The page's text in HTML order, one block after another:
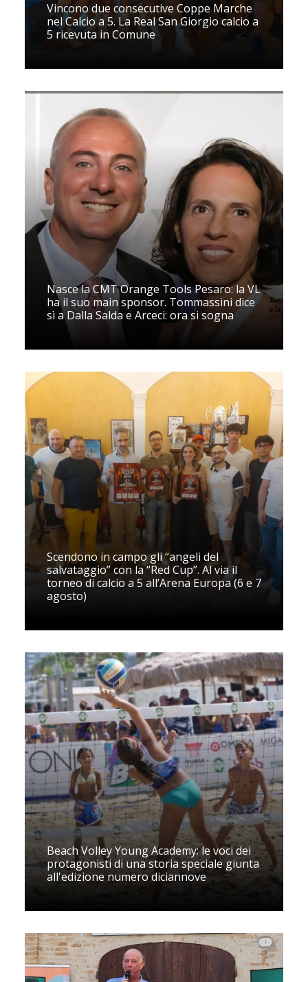
Vincono due consecutive Coppe Marche
nel Calcio a 5. La Real San Giorgio calcio a
5 ricevuta in Comune
Nasce la CMT Orange Tools Pesaro: la VL
ha il suo main sponsor. Tommassini dice
sì a Dalla Salda e Arceci: ora si sogna
Scendono in campo gli “angeli del
salvataggio” con la “Red Cup”. Al via il
torneo di calcio a 5 all’Arena Europa (6 e 7
agosto)
Beach Volley Young Academy: le voci dei
protagonisti di una storia speciale giunta
all'edizione numero diciannove